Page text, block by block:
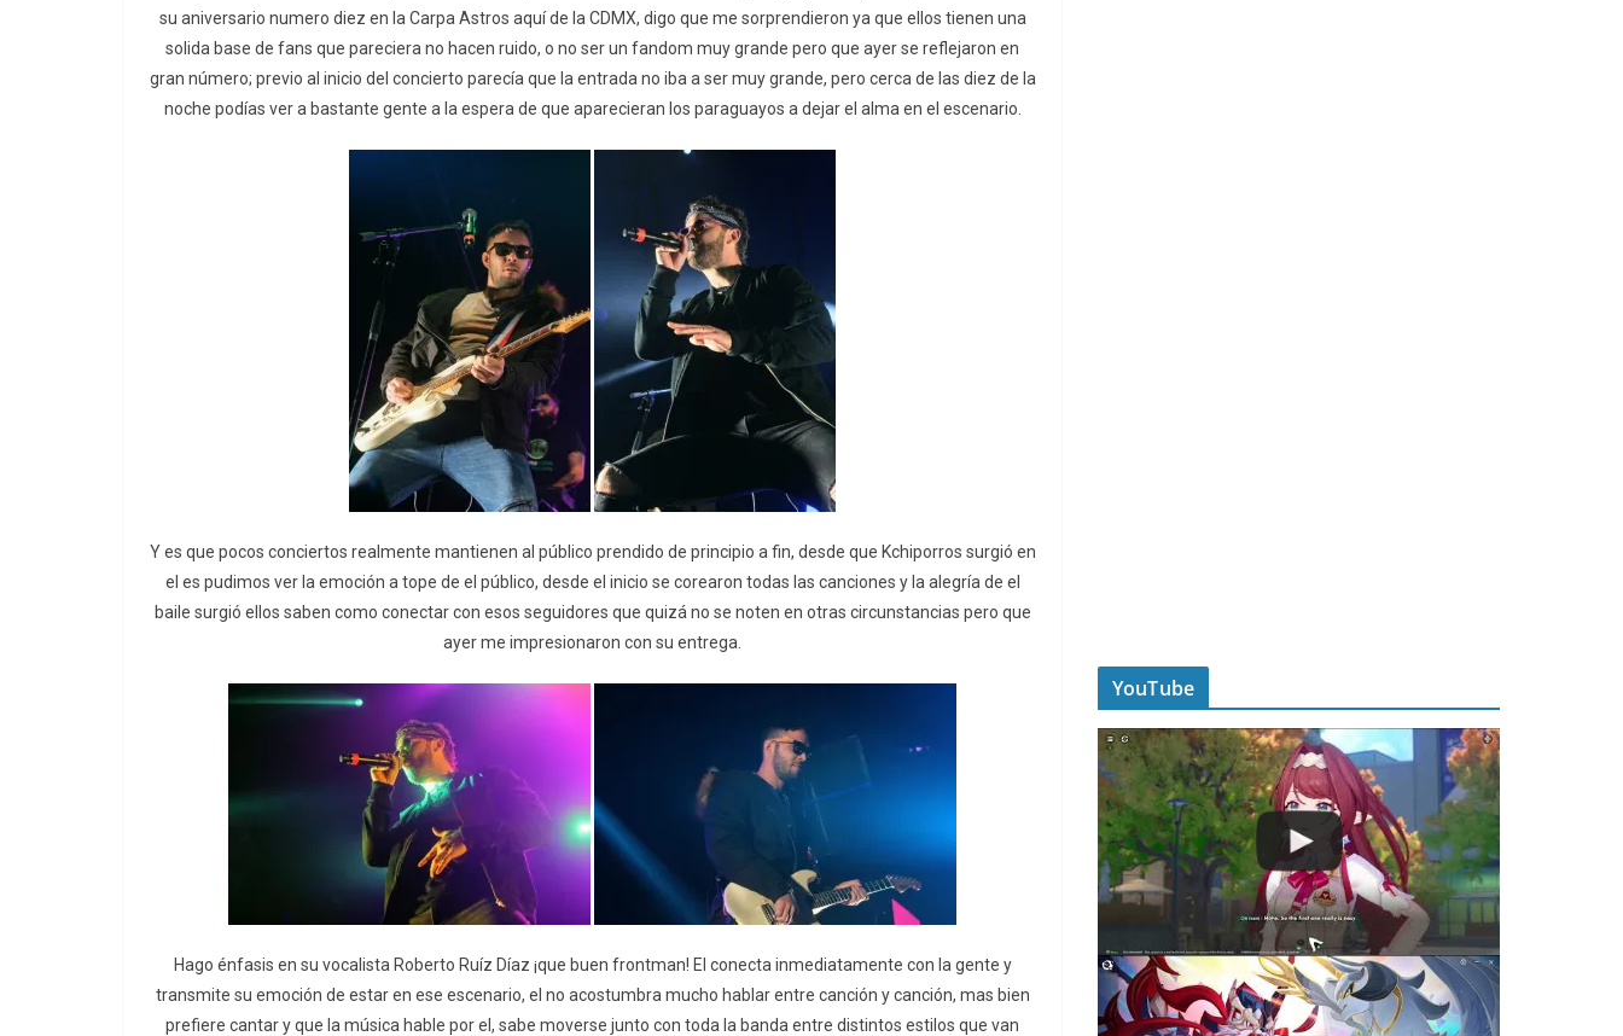
su aniversario numero diez en la Carpa Astros aquí de la CDMX, digo que me sorprendieron ya que ellos tienen una
solida base de fans que pareciera no hacen ruido, o no ser un fandom muy grande pero que ayer se reflejaron en
gran número; previo al inicio del concierto parecía que la entrada no iba a ser muy grande, pero cerca de las diez de la
noche podías ver a bastante gente a la espera de que aparecieran los paraguayos a dejar el alma en el escenario.
Y es que pocos conciertos realmente mantienen al público prendido de principio a fin, desde que Kchiporros surgió en
el es pudimos ver la emoción a tope de el público, desde el inicio se corearon todas las canciones y la alegría de el
baile surgió ellos saben como conectar con esos seguidores que quizá no se noten en otras circunstancias pero que
ayer me impresionaron con su entrega.
Hago énfasis en su vocalista Roberto Ruíz Díaz ¡que buen frontman! El conecta inmediatamente con la gente y
transmite su emoción de estar en ese escenario, el no acostumbra mucho hablar entre canción y canción, mas bien
prefiere cantar y que la música hable por el, sabe moverse junto con toda la banda entre distintos estilos que van
YouTube